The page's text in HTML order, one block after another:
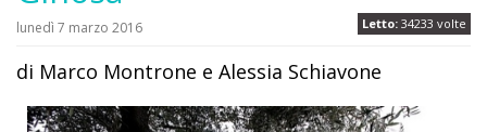
Letto: 34233 volte
lunedì 7 marzo 2016
di Marco Montrone e Alessia Schiavone